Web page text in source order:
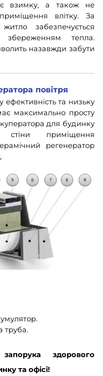
взимку, а також не
влітку. За
забезпечується
збереженням тепла.
назавжди забути
повітря
та низьку
максимально просту
для будинку
стіни приміщення
регенератор
труба.
здорового
та офісі!